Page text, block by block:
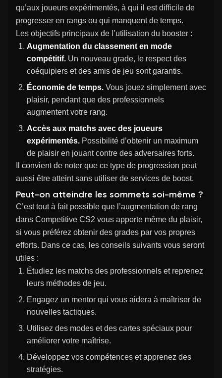
qu’aux joueurs expérimentés, à qui il est difficile de
progresser en rangs ou qui manquent de temps.
Les objectifs principaux de l’utilisation du booster :
Augmentation du classement en mode
compétitif. Un nouveau grade, le respect des
coéquipiers et des amis de jeu sont garantis.
Économie de temps. Vous jouez simplement avec
plaisir, pendant que des professionnels
augmentent votre rang.
Accès aux matchs avec des joueurs
expérimentés. Possibilité d’obtenir un maximum
de plaisir en jouant contre des adversaires forts.
Il convient de noter que ce type de progression peut
aussi être atteint sans utiliser de services de boost.
Peut-on atteindre les sommets soi-même ?
C’est tout à fait possible que l’augmentation de rang
dans Competitive CS2 vous apporte même du plaisir,
si vous préférez obtenir des grades par vos propres
efforts. Dans ce cas, les conseils suivants vous seront
utiles :
Étudiez les matchs des professionnels et reprenez
leurs méthodes de jeu.
Engagez un mentor qui vous aidera à maîtriser de
nouvelles tactiques.
Utilisez des modes et des cartes spéciaux pour
améliorer votre maîtrise.
Développez vos compétences et apprenez des
stratégies.